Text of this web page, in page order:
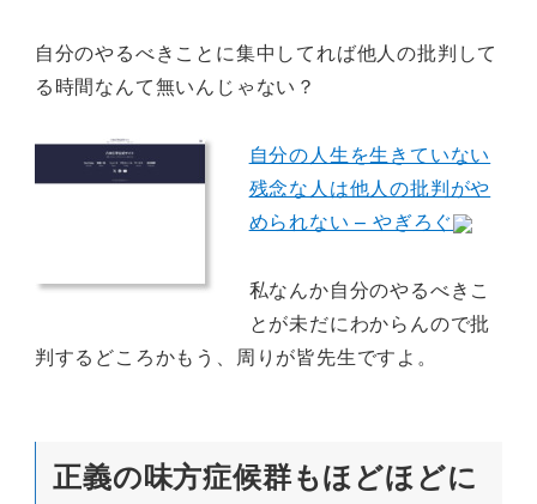
自分のやるべきことに集中してれば他人の批判して
る時間なんて無いんじゃない？
自分の人生を生きていない
残念な人は他人の批判がや
められない – やぎろぐ
私なんか自分のやるべきこ
とが未だにわからんので批
判するどころかもう、周りが皆先生ですよ。
正義の味方症候群もほどほどに